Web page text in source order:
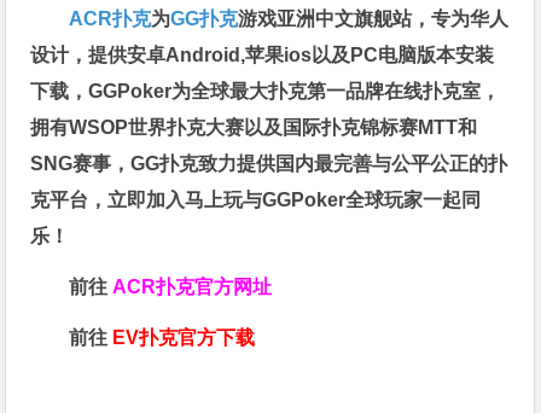
ACR扑克为GG扑克游戏亚洲中文旗舰站，专为华人
设计，提供安卓Android,苹果ios以及PC电脑版本安装
下载，GGPoker为全球最大扑克第一品牌在线扑克室，
拥有WSOP世界扑克大赛以及国际扑克锦标赛MTT和
SNG赛事，GG扑克致力提供国内最完善与公平公正的扑
克平台，立即加入马上玩与GGPoker全球玩家一起同
乐！
前往ACR扑克官方网址
前往 EV扑克官方下载